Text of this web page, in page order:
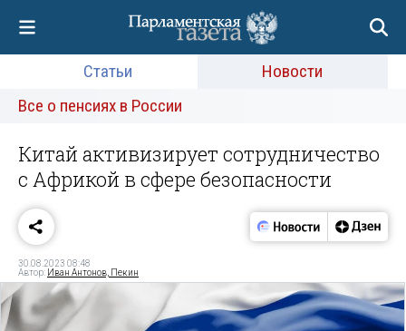
Статьи
Новости
Все о пенсиях в России
Китай активизирует сотрудничество
с Африкой в сфере безопасности
30.08.2023 08:48
Автор: Иван Антонов, Пекин